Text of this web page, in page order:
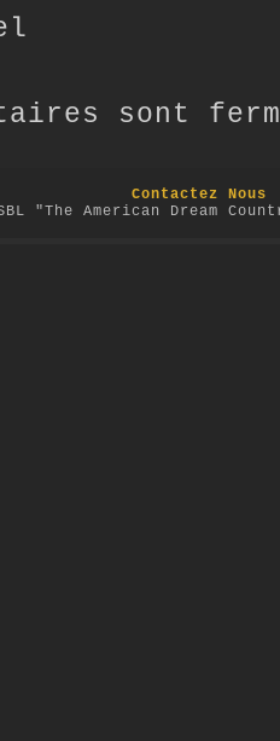
sont
Contactez Nous
"The American Dream